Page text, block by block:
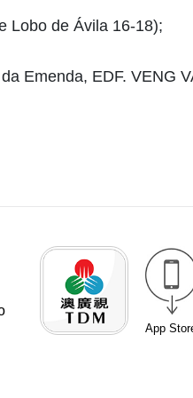
Lobo de Ávila 16-18);
Emenda, EDF. VENG
App